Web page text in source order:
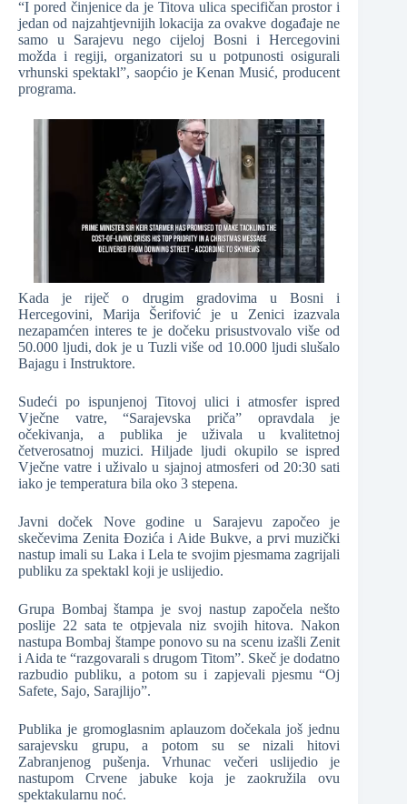
“I pored činjenice da je Titova ulica specifičan prostor i
jedan od najzahtjevnijih lokacija za ovakve događaje ne
samo u Sarajevu nego cijeloj Bosni i Hercegovini
možda i regiji, organizatori su u potpunosti osigurali
vrhunski spektakl”, saopćio je Kenan Musić, producent
programa.
Kada je riječ o drugim gradovima u Bosni i
Hercegovini, Marija Šerifović je u Zenici izazvala
nezapamćen interes te je dočeku prisustvovalo više od
50.000 ljudi, dok je u Tuzli više od 10.000 ljudi slušalo
Bajagu i Instruktore.
Sudeći po ispunjenoj Titovoj ulici i atmosfer ispred
Vječne vatre, “Sarajevska priča” opravdala je
očekivanja, a publika je uživala u kvalitetnoj
četverosatnoj muzici. Hiljade ljudi okupilo se ispred
Vječne vatre i uživalo u sjajnoj atmosferi od 20:30 sati
iako je temperatura bila oko 3 stepena.
Javni doček Nove godine u Sarajevu započeo je
skečevima Zenita Đozića i Aide Bukve, a prvi muzički
nastup imali su Laka i Lela te svojim pjesmama zagrijali
publiku za spektakl koji je uslijedio.
Grupa Bombaj štampa je svoj nastup započela nešto
poslije 22 sata te otpjevala niz svojih hitova. Nakon
nastupa Bombaj štampe ponovo su na scenu izašli Zenit
i Aida te “razgovarali s drugom Titom”. Skeč je dodatno
razbudio publiku, a potom su i zapjevali pjesmu “Oj
Safete, Sajo, Sarajlijo”.
Publika je gromoglasnim aplauzom dočekala još jednu
sarajevsku grupu, a potom su se nizali hitovi
Zabranjenog pušenja. Vrhunac večeri uslijedio je
nastupom Crvene jabuke koja je zaokružila ovu
spektakularnu noć.